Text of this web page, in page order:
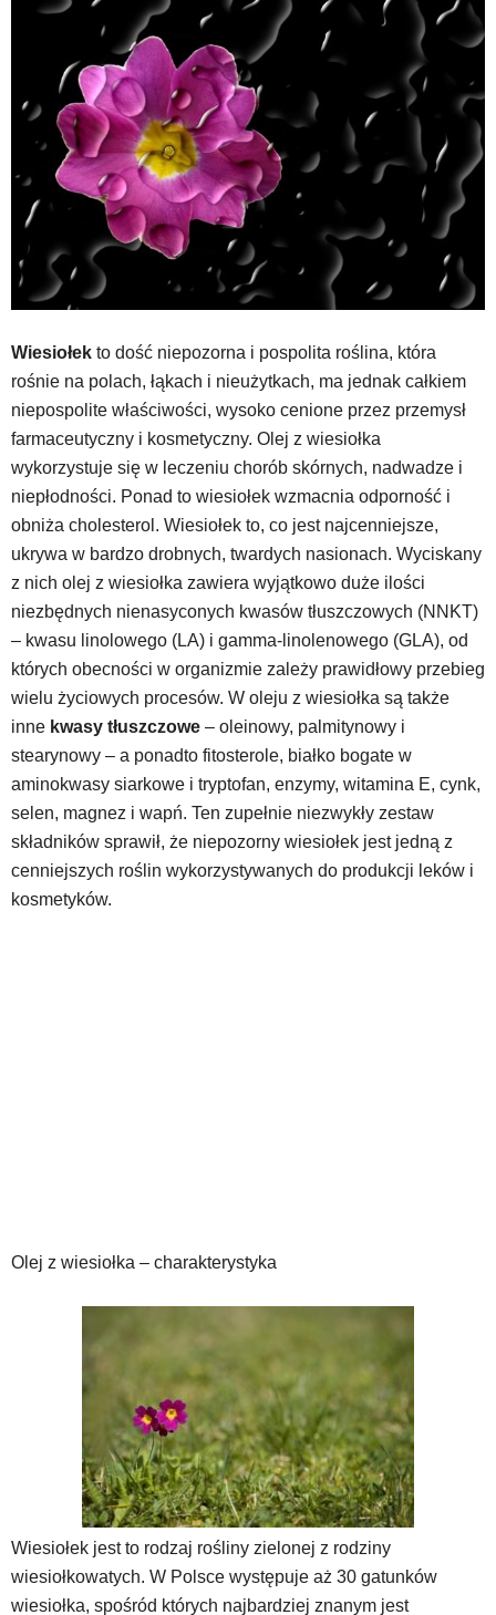
Wiesiołek to dość niepozorna i pospolita roślina, która
rośnie na polach, łąkach i nieużytkach, ma jednak całkiem
niepospolite właściwości, wysoko cenione przez przemysł
farmaceutyczny i kosmetyczny. Olej z wiesiołka
wykorzystuje się w leczeniu chorób skórnych, nadwadze i
niepłodności. Ponad to wiesiołek wzmacnia odporność i
obniża cholesterol. Wiesiołek to, co jest najcenniejsze,
ukrywa w bardzo drobnych, twardych nasionach. Wyciskany
z nich olej z wiesiołka zawiera wyjątkowo duże ilości
niezbędnych nienasyconych kwasów tłuszczowych (NNKT)
– kwasu linolowego (LA) i gamma-linolenowego (GLA), od
których obecności w organizmie zależy prawidłowy przebieg
wielu życiowych procesów. W oleju z wiesiołka są także
inne kwasy tłuszczowe – oleinowy, palmitynowy i
stearynowy – a ponadto fitosterole, białko bogate w
aminokwasy siarkowe i tryptofan, enzymy, witamina E, cynk,
selen, magnez i wapń. Ten zupełnie niezwykły zestaw
składników sprawił, że niepozorny wiesiołek jest jedną z
cenniejszych roślin wykorzystywanych do produkcji leków i
kosmetyków.
Olej z wiesiołka – charakterystyka
Wiesiołek jest to rodzaj rośliny zielonej z rodziny
wiesiołkowatych. W Polsce występuje aż 30 gatunków
wiesiołka, spośród których najbardziej znanym jest